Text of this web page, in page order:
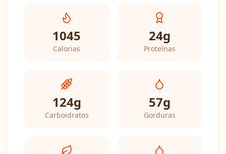
1045
Calorias
24g
Proteínas
124g
Carboidratos
57g
Gorduras